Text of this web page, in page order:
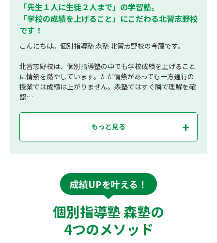
「先生１人に生徒２人まで」の学習塾。
「学校の成績を上げること」にこだわる北習志野校
です！
こんにちは。個別指導塾 森塾 北習志野校の今藤です。
北習志野校は、個別指導塾の中でも学校成績を上げること
に情熱を燃やしています。ただ情熱があっても一方通行の
授業では成績は上がりません。森塾ではすぐ隣で理解を確
認…
もっと見る
成績UPを叶える！
個別指導塾 森塾の
4つのメソッド